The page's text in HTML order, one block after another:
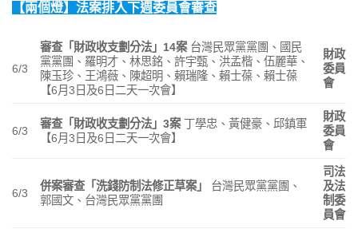
【兩個燈】法案排入下週委員會審查
6/3
審查「財政收支劃分法」 14案台灣民眾黨黨團、國民
黨黨團、羅明才、林思銘、許宇甄、洪孟楷、伍麗華、
陳玉珍、王鴻薇、陳超明、賴瑞隆、賴士葆、賴士葆
【6月3日及6日二天一次會】
財政
委員
會
6/3
審查「財政收支劃分法」3案丁學忠、黃健豪、邱鎮軍
【6月3日及6日二天一次會】
財政
委員
會
6/3
併案審查「洗錢防制法修正草案」
台灣民眾黨黨團、
郭國文、台灣民眾黨黨團
司法
及法
制委
員會